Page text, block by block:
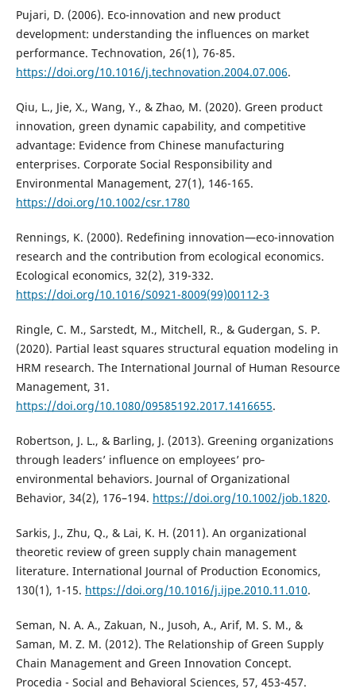
Pujari, D. (2006). Eco-innovation and new product
development: understanding the influences on market
performance. Technovation, 26(1), 76-85.
https://doi.org/10.1016/j.technovation.2004.07.006.
Qiu, L., Jie, X., Wang, Y., & Zhao, M. (2020). Green product
innovation, green dynamic capability, and competitive
advantage: Evidence from Chinese manufacturing
enterprises. Corporate Social Responsibility and
Environmental Management, 27(1), 146-165.
https://doi.org/10.1002/csr.1780
Rennings, K. (2000). Redefining innovation—eco-innovation
research and the contribution from ecological economics.
Ecological economics, 32(2), 319-332.
https://doi.org/10.1016/S0921-8009(99)00112-3
Ringle, C. M., Sarstedt, M., Mitchell, R., & Gudergan, S. P.
(2020). Partial least squares structural equation modeling in
HRM research. The International Journal of Human Resource
Management, 31.
https://doi.org/10.1080/09585192.2017.1416655.
Robertson, J. L., & Barling, J. (2013). Greening organizations
through leaders’ influence on employees’ pro‐
environmental behaviors. Journal of Organizational
Behavior, 34(2), 176–194. https://doi.org/10.1002/job.1820.
Sarkis, J., Zhu, Q., & Lai, K. H. (2011). An organizational
theoretic review of green supply chain management
literature. International Journal of Production Economics,
130(1), 1-15. https://doi.org/10.1016/j.ijpe.2010.11.010.
Seman, N. A. A., Zakuan, N., Jusoh, A., Arif, M. S. M., &
Saman, M. Z. M. (2012). The Relationship of Green Supply
Chain Management and Green Innovation Concept.
Procedia - Social and Behavioral Sciences, 57, 453-457.